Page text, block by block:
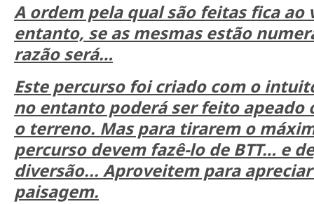
A ordem pela qual são feitas fica ao
entanto, se as mesmas estão
razão será…
Este percurso foi criado com o
no entanto poderá ser feito apeado
o terreno. Mas para tirarem o
percurso devem fazê-lo de BTT… e
diversão... Aproveitem para
paisagem.